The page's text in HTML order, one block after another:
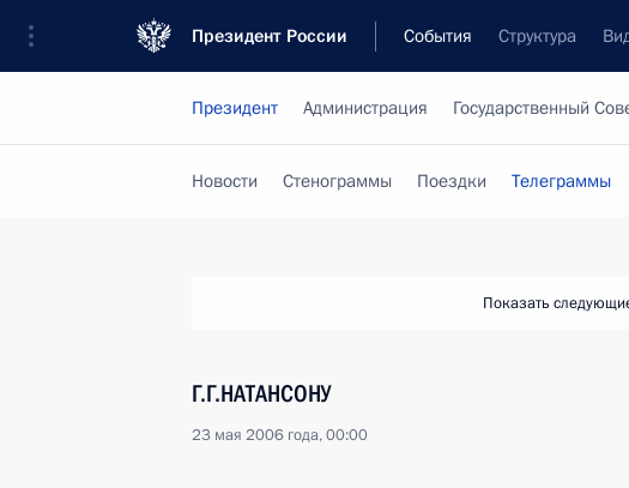
Президент России События Структура
Президент Администрация Государственный
Новости Стенограммы Поездки Телеграммы
Показать
Г.Г.НАТАНСОНУ
23 мая 2006 года, 00:00